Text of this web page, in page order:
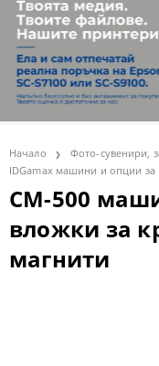
Начало Фото-сувенири,
IDGamax машини и опции за
CM-500
вложки за
магнити